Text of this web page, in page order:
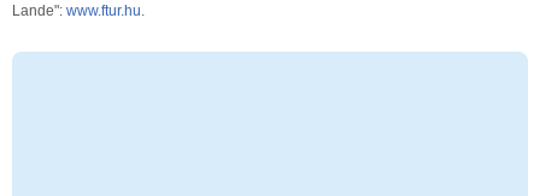
Lande": www.ftur.hu.